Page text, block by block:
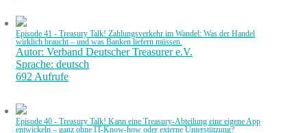
Episode 41 - Treasury Talk! Zahlungsverkehr im Wandel: Was der Handel
wirklich braucht – und was Banken liefern müssen.
Autor: Verband Deutscher Treasurer e.V.
Sprache: deutsch
692 Aufrufe
Episode 40 - Treasury Talk! Kann eine Treasury-Abteilung eine eigene App
entwickeln – ganz ohne IT-Know-how oder externe Unterstützung?